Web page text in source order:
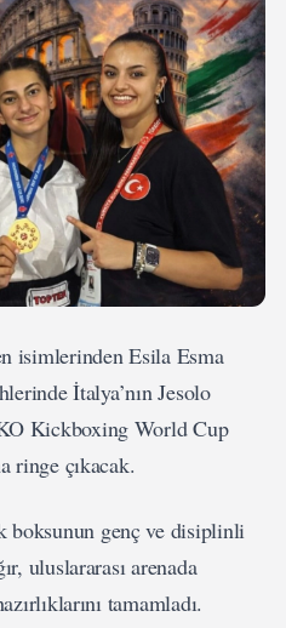
isimlerinden Esila Esma
İtalya’nın Jesolo
Kickboxing World Cup
ringe çıkacak.
boksunun genç ve disiplinli
uluslararası arenada
tamamladı.